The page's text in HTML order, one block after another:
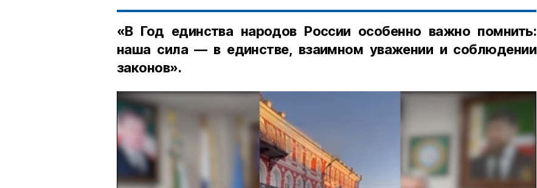
«В Год единства народов России особенно важно помнить:
наша сила — в единстве, взаимном уважении и соблюдении
законов».